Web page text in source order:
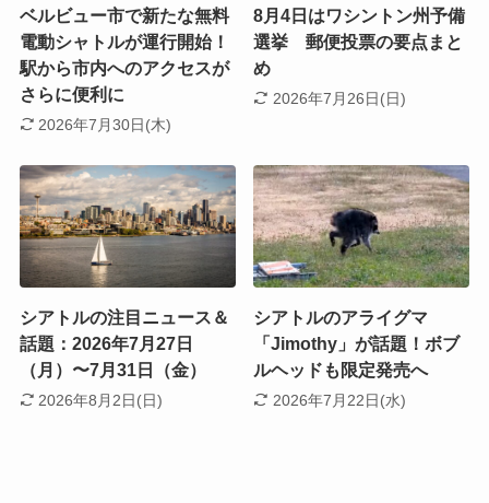
ベルビュー市で新たな無料
電動シャトルが運行開始！
駅から市内へのアクセスが
さらに便利に
2026年7月30日(木)
8月4日はワシントン州予備
選挙 郵便投票の要点まと
め
2026年7月26日(日)
シアトルの注目ニュース＆
話題：2026年7月27日
（月）〜7月31日（金）
2026年8月2日(日)
シアトルのアライグマ
「Jimothy」が話題！ボブ
ルヘッドも限定発売へ
2026年7月22日(水)